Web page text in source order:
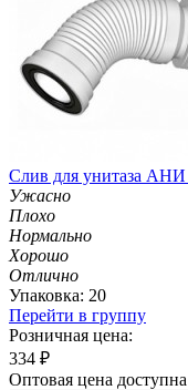
Слив для унитаза АНИ
Ужасно
Плохо
Нормально
Хорошо
Отлично
Упаковка: 20
Перейти в группу
Розничная цена:
334 ₽
Оптовая цена